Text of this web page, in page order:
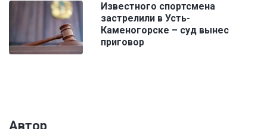
Известного спортсмена
застрелили в Усть-
Каменогорске – суд вынес
приговор
Автор